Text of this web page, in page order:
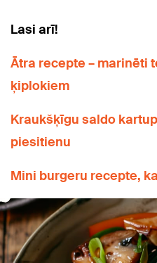
Lasi arī!
Ātra recepte – marinēti
ķiplokiem
Kraukšķīgu saldo
piesitienu
Mini burgeru recepte,